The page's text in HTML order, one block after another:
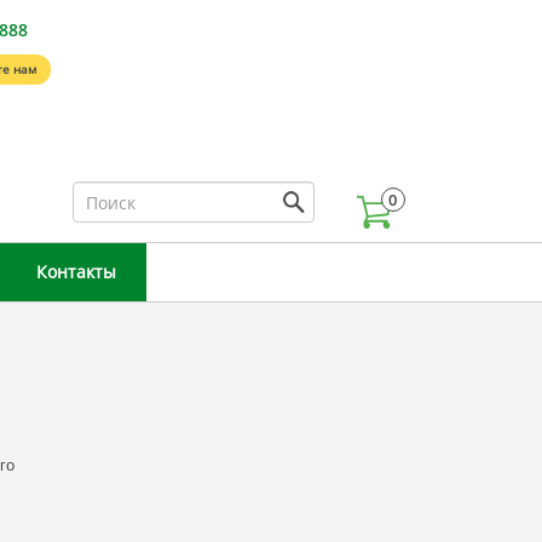
нам
0
Контакты